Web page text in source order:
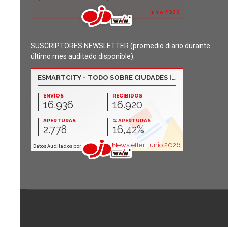
SUSCRIPTORES NEWSLETTER (promedio diario durante
último mes auditado disponible):